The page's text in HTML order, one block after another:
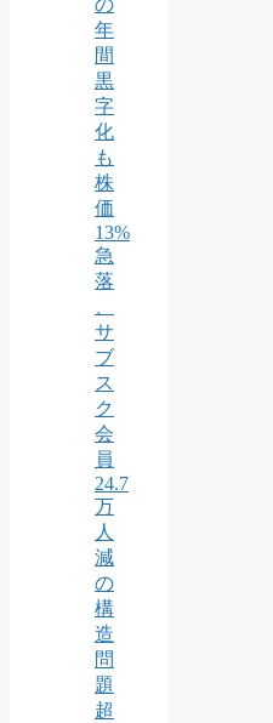
の
年
間
黒
字
化
も
株
価
13%
急
落
サ
ブ
ス
ク
会
員
24.7
万
人
減
の
構
造
問
題
超